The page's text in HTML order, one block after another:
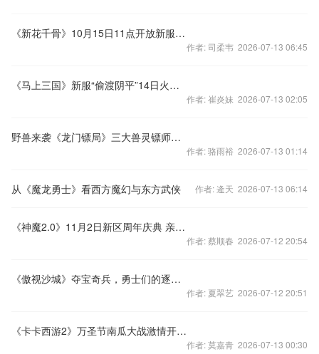
《新花千骨》10月15日11点开放新服笑傲沧海
作者: 司柔韦 2026-07-13 06:45
《马上三国》新服“偷渡阴平”14日火爆开启!
作者: 崔炎妹 2026-07-13 02:05
野兽来袭《龙门镖局》三大兽灵镖师剖析
作者: 骆雨裕 2026-07-13 01:14
从《魔龙勇士》看西方魔幻与东方武侠 作者: 逄天 2026-07-13 06:14
《神魔2.0》11月2日新区周年庆典 亲临现场
作者: 蔡顺春 2026-07-12 20:54
《傲视沙城》夺宝奇兵，勇士们的逐鹿之战！
作者: 夏翠艺 2026-07-12 20:51
《卡卡西游2》万圣节南瓜大战激情开放！
作者: 莫嘉青 2026-07-13 00:30